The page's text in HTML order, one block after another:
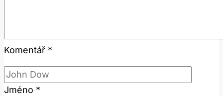
Komentář *
Jméno *